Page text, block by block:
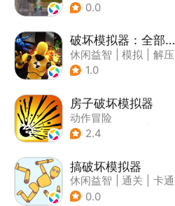
0.0
破坏模拟器：全部毁灭
休闲益智 模拟
解压
| 写实
1.0
房子破坏模拟器
动作冒险
| 第一人称射击
2.4
搞破坏模拟器
休闲益智 通关
卡通
0.0